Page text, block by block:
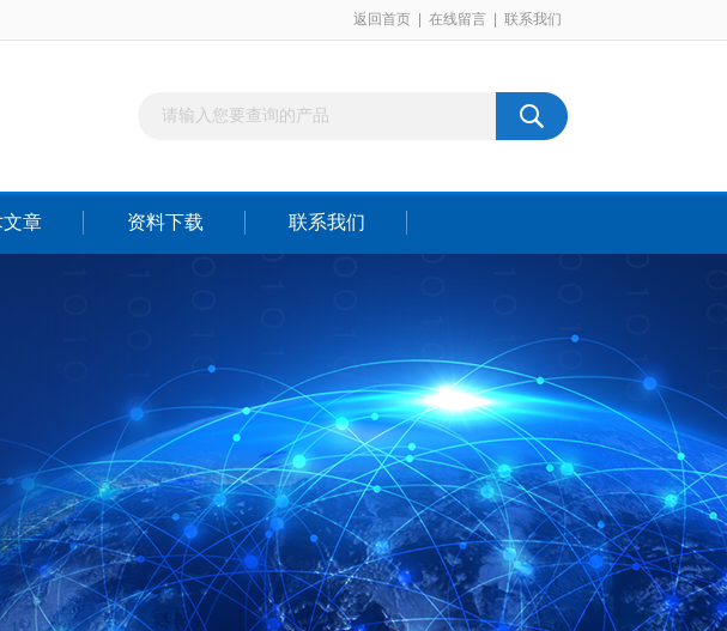
返回首页 在线留言 联系我们
章 资料下载 联系我们